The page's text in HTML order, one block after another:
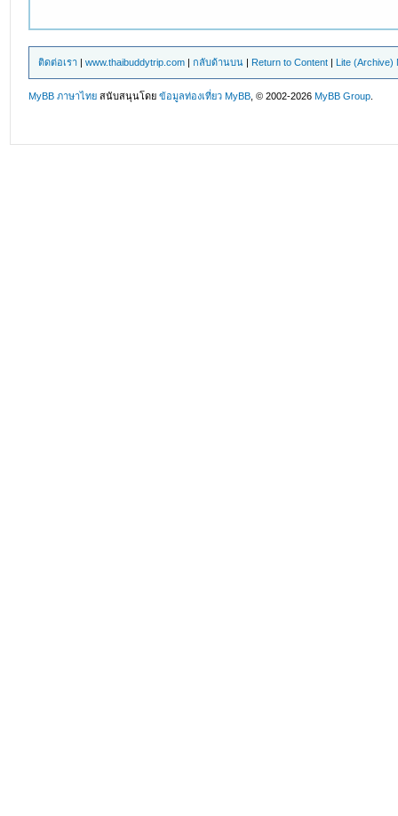
ติดต่อเรา |www.thaibuddytrip.com |กลับด้านบน | Return to Content | Lite (Archive)
MyBB ภาษาไทย สนับสนุนโดยข้อมูลท่องเที่ยว MyBB , © 2002-2026MyBB Group